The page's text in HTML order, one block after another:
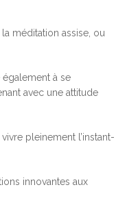
méditation assise, ou
à se
avec une attitude
pleinement l’instant-
innovantes aux